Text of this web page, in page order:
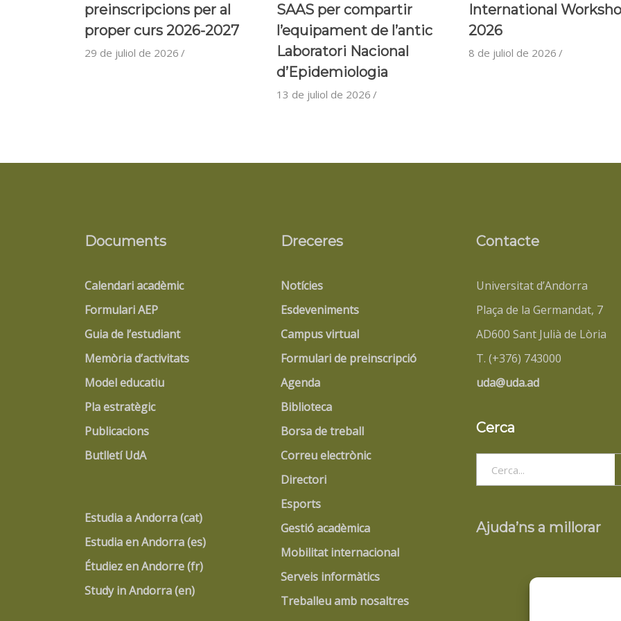
preinscripcions per al
proper curs 2026-2027
29 de juliol de 2026
SAAS per compartir
l’equipament de l’antic
Laboratori Nacional
d’Epidemiologia
13 de juliol de 2026
International
2026
8 de juliol de 2026
Documents
Calendari acadèmic
Formulari AEP
Guia de l’estudiant
Memòria d’activitats
Model educatiu
Pla estratègic
Publicacions
Butlletí UdA
Estudia a Andorra (cat)
Estudia en Andorra (es)
Étudiez en Andorre (fr)
Study in Andorra (en)
Dreceres
Notícies
Esdeveniments
Campus virtual
Formulari de preinscripció
Agenda
Biblioteca
Borsa de treball
Correu electrònic
Directori
Esports
Gestió acadèmica
Mobilitat internacional
Serveis informàtics
Treballeu amb nosaltres
Contacte
Universitat d’Andorra
Plaça de la Germandat, 7
AD600 Sant Julià de Lòria
T. (+376) 743000
uda@uda.ad
Cerca
Ajuda’ns a millorar